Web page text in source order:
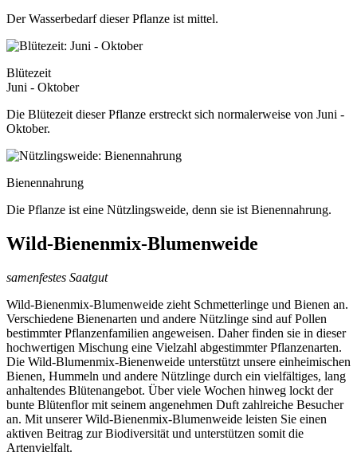
Der Wasserbedarf dieser Pflanze ist mittel.
Blütezeit
Juni - Oktober
Die Blütezeit dieser Pflanze erstreckt sich normalerweise von Juni -
Oktober.
Bienennahrung
Die Pflanze ist eine Nützlingsweide, denn sie ist Bienennahrung.
Wild-Bienenmix-Blumenweide
samenfestes Saatgut
Wild-Bienenmix-Blumenweide zieht Schmetterlinge und Bienen an.
Verschiedene Bienenarten und andere Nützlinge sind auf Pollen
bestimmter Pflanzenfamilien angeweisen. Daher finden sie in dieser
hochwertigen Mischung eine Vielzahl abgestimmter Pflanzenarten.
Die Wild-Blumenmix-Bienenweide unterstützt unsere einheimischen
Bienen, Hummeln und andere Nützlinge durch ein vielfältiges, lang
anhaltendes Blütenangebot. Über viele Wochen hinweg lockt der
bunte Blütenflor mit seinem angenehmen Duft zahlreiche Besucher
an. Mit unserer Wild-Bienenmix-Blumenweide leisten Sie einen
aktiven Beitrag zur Biodiversität und unterstützen somit die
Artenvielfalt.